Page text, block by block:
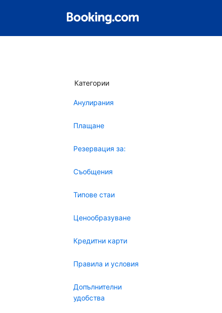
Категории
Анулирания
Плащане
Резервация за:
Съобщения
Типове стаи
Ценообразуване
Кредитни карти
Правила и условия
Допълнителни
удобства